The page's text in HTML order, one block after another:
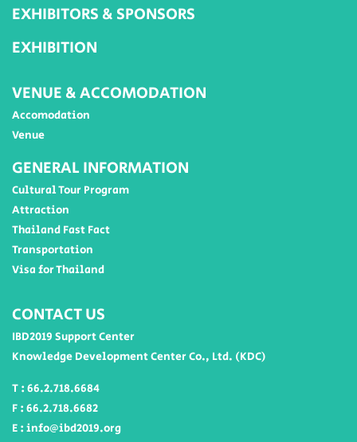
EXHIBITORS & SPONSORS
EXHIBITION
VENUE & ACCOMODATION
Accomodation
Venue
GENERAL INFORMATION
Cultural Tour Program
Attraction
Thailand Fast Fact
Transportation
Visa for Thailand
CONTACT US
IBD2019 Support Center
Knowledge Development Center Co., Ltd. (KDC)
T : 66.2.718.6684
F : 66.2.718.6682
E : info@ibd2019.org